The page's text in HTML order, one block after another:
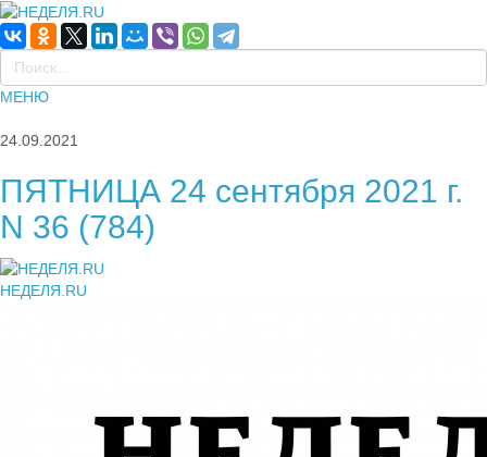
МЕНЮ
24.09.2021
ПЯТНИЦА 24 сентября 2021 г.
N 36 (784)
НЕДЕЛЯ.RU